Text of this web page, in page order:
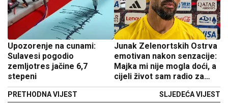
Upozorenje na cunami:
Sulavesi pogodio
zemljotres jačine 6,7
stepeni
PRETHODNA VIJEST
Junak Zelenortskih Ostrva
emotivan nakon senzacije:
Majka mi nije mogla doći, a
cijeli život sam radio za
ovo
SLJEDEĆA VIJEST